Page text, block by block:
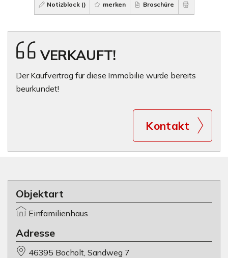
Notizblock () merken Broschüre
VERKAUFT!
Der Kaufvertrag für diese Immobilie wurde bereits
beurkundet!
Kontakt
Objektart
Einfamilienhaus
Adresse
46395 Bocholt, Sandweg 7